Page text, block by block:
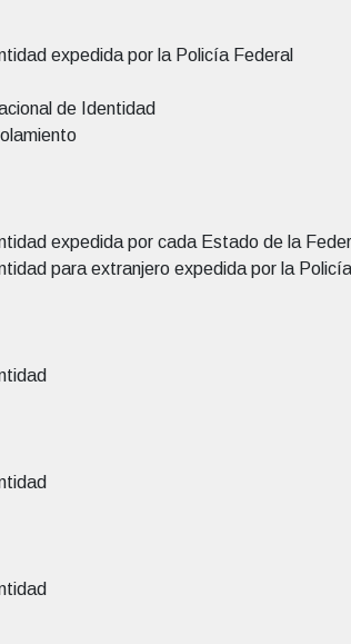
expedida por la Policía Federal
de Identidad
expedida por cada Estado de la
para extranjero expedida por la